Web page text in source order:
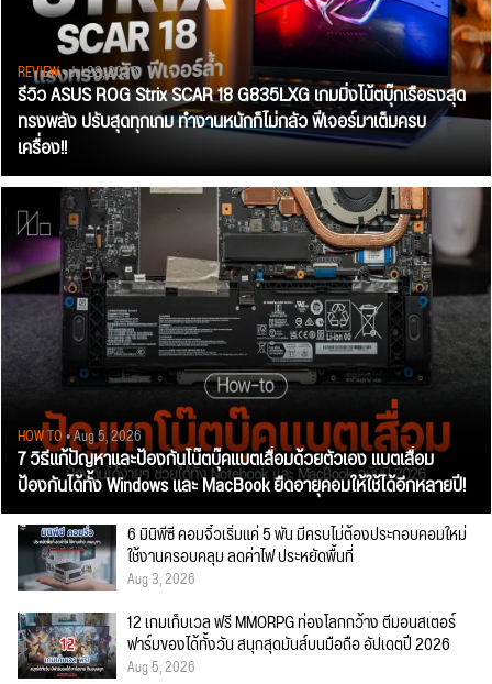
REVIEW• Jul 28, 2026
รีวิว ASUS ROG Strix SCAR 18 G835LXG เกมมิ่งโน้ตบุ๊กเรือธงสุด
ทรงพลัง ปรับสุดทุกเกม ทำงานหนักก็ไม่กลัว ฟีเจอร์มาเต็มครบ
เครื่อง!!
HOW TO• Aug 5, 2026
7 วิธีแก้ปัญหาและป้องกันโน๊ตบุ๊คแบตเสื่อมด้วยตัวเอง แบตเสื่อม
ป้องกันได้ทั้ง Windows และ MacBook ยืดอายุคอมให้ใช้ได้อีกหลายปี!
6 มินิพีซี คอมจิ๋วเริ่มแค่ 5 พัน มีครบไม่ต้องประกอบคอมใหม่
ใช้งานครอบคลุม ลดค่าไฟ ประหยัดพื้นที่
Aug 3, 2026
12 เกมเก็บเวล ฟรี MMORPG ท่องโลกกว้าง ตีมอนสเตอร์
ฟาร์มของได้ทั้งวัน สนุกสุดมันส์บนมือถือ อัปเดตปี 2026
Aug 5, 2026